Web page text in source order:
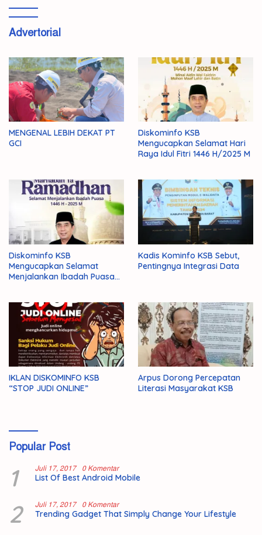
Advertorial
MENGENAL LEBIH DEKAT PT
GCI
Diskominfo KSB
Mengucapkan Selamat Hari
Raya Idul Fitri 1446 H/2025 M
Diskominfo KSB
Mengucapkan Selamat
Menjalankan Ibadah Puasa
Kadis Kominfo KSB Sebut,
Pentingnya Integrasi Data
IKLAN DISKOMINFO KSB
“STOP JUDI ONLINE”
Arpus Dorong Percepatan
Literasi Masyarakat KSB
Popular Post
1 Juli 17, 2017 0 Komentar
List Of Best Android Mobile
2 Juli 17, 2017 0 Komentar
Trending Gadget That Simply Change Your Lifestyle